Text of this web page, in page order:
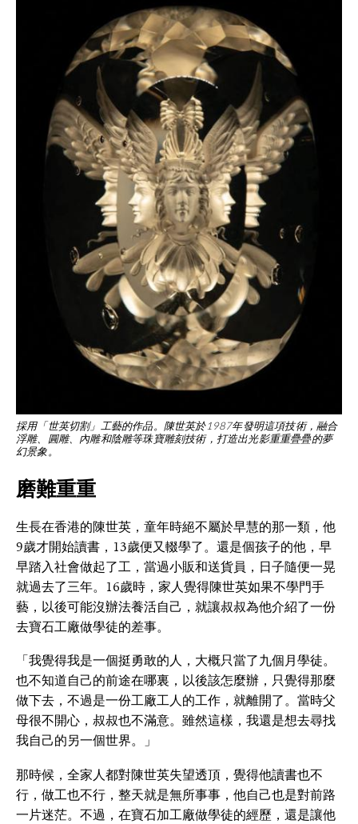
採用「世英切割」工藝的作品。陳世英於1987年發明這項技術，融合
浮雕、圓雕、內雕和陰雕等珠寶雕刻技術，打造出光影重重疊疊的夢
幻景象。
磨難重重
生長在香港的陳世英，童年時絕不屬於早慧的那一類，他
9歲才開始讀書，13歲便又輟學了。還是個孩子的他，早
早踏入社會做起了工，當過小販和送貨員，日子隨便一晃
就過去了三年。16歲時，家人覺得陳世英如果不學門手
藝，以後可能沒辦法養活自己，就讓叔叔為他介紹了一份
去寶石工廠做學徒的差事。
「我覺得我是一個挺勇敢的人，大概只當了九個月學徒。
也不知道自己的前途在哪裏，以後該怎麼辦，只覺得那麼
做下去，不過是一份工廠工人的工作，就離開了。當時父
母很不開心，叔叔也不滿意。雖然這樣，我還是想去尋找
我自己的另一個世界。」
那時候，全家人都對陳世英失望透頂，覺得他讀書也不
行，做工也不行，整天就是無所事事，他自己也是對前路
一片迷茫。不過，在寶石加工廠做學徒的經歷，還是讓他